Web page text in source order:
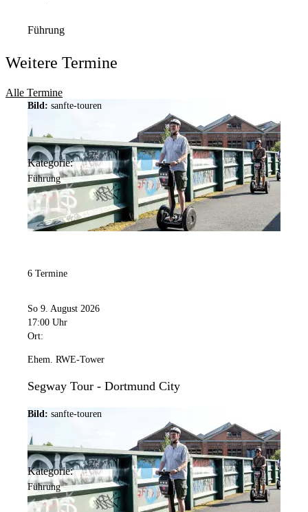
Führung
Weitere Termine
Alle Termine
Bild: sanfte-touren
Kategorie:
Führung
6 Termine
So 9. August 2026
17:00 Uhr
Ort:
Ehem. RWE-Tower
Segway Tour - Dortmund City
Bild: sanfte-touren
Kategorie:
Führung